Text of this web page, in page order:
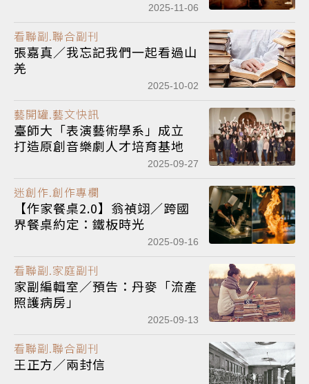
2025-11-06
看聯副.聯合副刊
張嘉真／我忘記我們一起看過山
羌
2025-10-02
藝開罐.藝文快訊
臺師大「表演藝術學系」成立
打造原創音樂劇人才培育基地
2025-09-27
迷創作.創作專欄
【作家餐桌2.0】翁禎翊／跨國
界餐桌約定：鐵板時光
2025-09-16
看聯副.家庭副刊
家副編輯室／預告：丹麥「流產
照護病房」
2025-09-13
看聯副.聯合副刊
王正方／兩封信